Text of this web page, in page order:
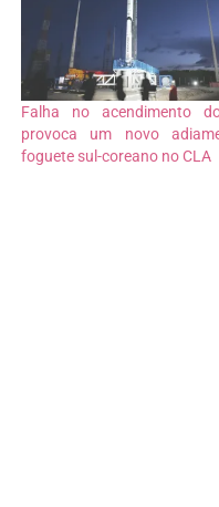
Falha no acendimento
provoca um novo
foguete sul-coreano no CLA